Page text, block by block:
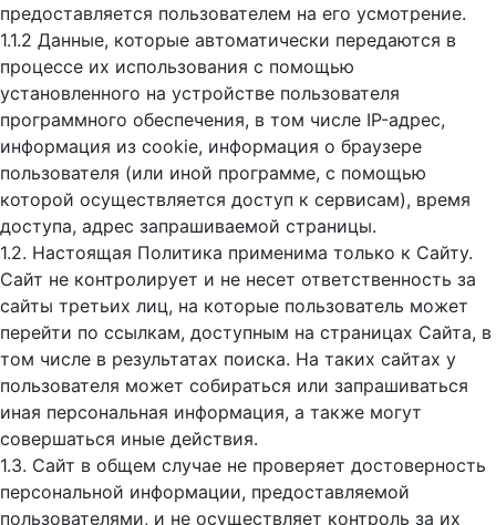
предоставляется пользователем на его усмотрение.
1.1.2 Данные, которые автоматически передаются в
процессе их использования с помощью
установленного на устройстве пользователя
программного обеспечения, в том числе IP-адрес,
информация из cookie, информация о браузере
пользователя (или иной программе, с помощью
которой осуществляется доступ к cервисам), время
доступа, адрес запрашиваемой страницы.
1.2. Настоящая Политика применима только к Сайту.
Сайт не контролирует и не несет ответственность за
сайты третьих лиц, на которые пользователь может
перейти по ссылкам, доступным на страницах Сайта, в
том числе в результатах поиска. На таких сайтах у
пользователя может собираться или запрашиваться
иная персональная информация, а также могут
совершаться иные действия.
1.3. Сайт в общем случае не проверяет достоверность
персональной информации, предоставляемой
пользователями, и не осуществляет контроль за их